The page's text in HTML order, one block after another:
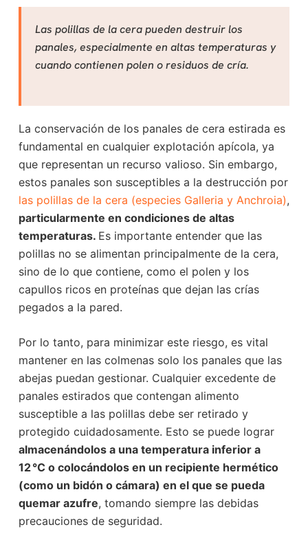
Las polillas de la cera pueden destruir los
panales, especialmente en altas temperaturas y
cuando contienen polen o residuos de cría.
La conservación de los panales de cera estirada es
fundamental en cualquier explotación apícola, ya
que representan un recurso valioso. Sin embargo,
estos panales son susceptibles a la destrucción por
las polillas de la cera (especies Galleria y Anchroia),
particularmente en condiciones de altas
temperaturas. Es importante entender que las
polillas no se alimentan principalmente de la cera,
sino de lo que contiene, como el polen y los
capullos ricos en proteínas que dejan las crías
pegados a la pared.
Por lo tanto, para minimizar este riesgo, es vital
mantener en las colmenas solo los panales que las
abejas puedan gestionar. Cualquier excedente de
panales estirados que contengan alimento
susceptible a las polillas debe ser retirado y
protegido cuidadosamente. Esto se puede lograr
almacenándolos a una temperatura inferior a
12 °C o colocándolos en un recipiente hermético
(como un bidón o cámara) en el que se pueda
quemar azufre, tomando siempre las debidas
precauciones de seguridad.